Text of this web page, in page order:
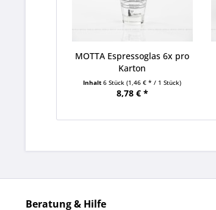
MOTTA Espressoglas 6x pro
Karton
Inhalt6 Stück(1,46 € * / 1 Stück)
8,78 € *
Beratung & Hilfe